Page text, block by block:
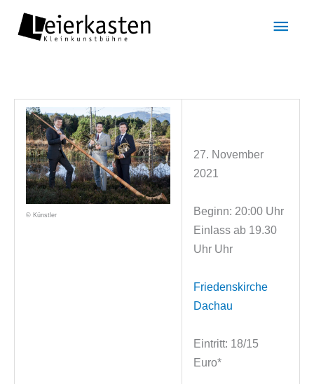
Inhalt
© Künstler
27. November
2021
Beginn: 20:00 Uhr
Einlass ab 19.30
Uhr Uhr
Friedenskirche
Dachau
Eintritt: 18/15
Euro*